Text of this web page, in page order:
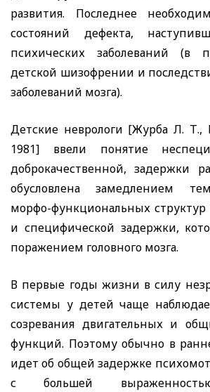
развития. Последнее
состояний дефекта,
психических заболеваний (в
детской шизофрении и
заболеваний мозга).
Детские неврологи [Журба Л. Т.,
1981] ввели понятие
доброкачественной, задержки
обусловлена замедлением
морфо-функциональных структур
и специфической задержки,
поражением головного мозга.
В первые годы жизни в силу
системы у детей чаще
созревания двигательных и
функций. Поэтому обычно в
идет об общей задержке
с большей